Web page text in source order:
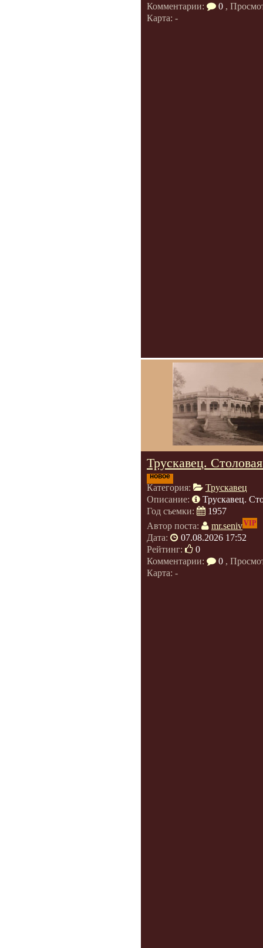
Комментарии:
0 ,
Карта: -
Трускавец.
новое
Категория:
Трускавец
Описание:
Трускавец.
Год съемки:
1957
Автор поста:
mr.senivVIP
Дата:
07.08.2026 17:52
Рейтинг:
0
Комментарии:
0 ,
Карта: -